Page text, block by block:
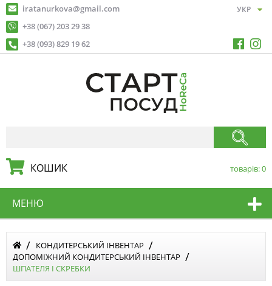
iratanurkova@gmail.com
+38 (067) 203 29 38
+38 (093) 829 19 62
КОШИК товарів:0
МЕНЮ
КОНДИТЕРСЬКИЙ ІНВЕНТАР
ДОПОМІЖНИЙ КОНДИТЕРСЬКИЙ ІНВЕНТАР
ШПАТЕЛЯ І СКРЕБКИ